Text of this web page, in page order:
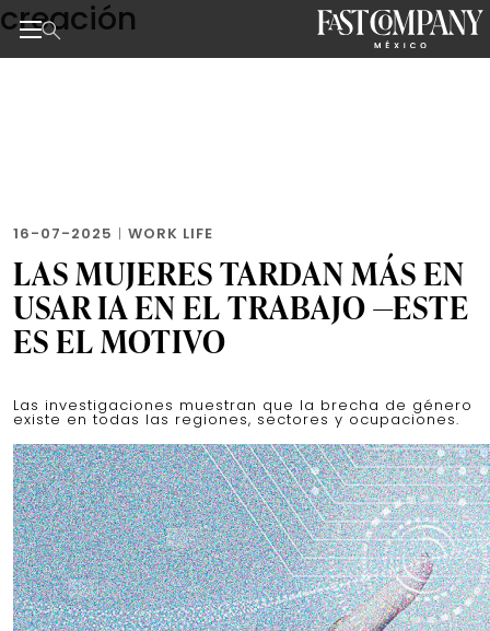
Skip
to
the
creación
16-07-2025 | WORK LIFE
LAS MUJERES TARDAN MÁS EN
USAR IA EN EL TRABAJO —ESTE
ES EL MOTIVO
Las investigaciones muestran que la brecha de género
existe en todas las regiones, sectores y ocupaciones.